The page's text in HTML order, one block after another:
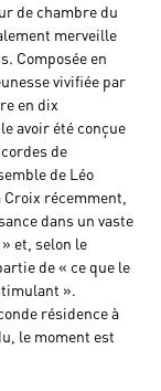
de chambre du
merveille
Composée en
vivifiée par
en dix
avoir été conçue
de
de Léo
récemment,
dans un vaste
et, selon le
de « ce que le
».
résidence à
le moment est